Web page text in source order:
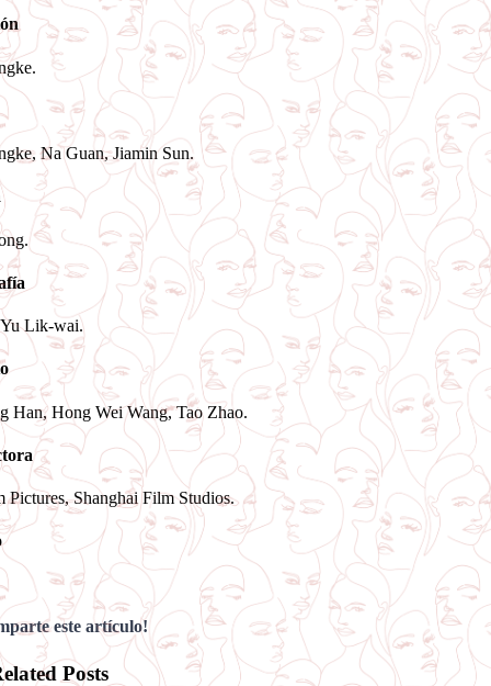
Na Guan, Jiamin Sun.
Lik-wai.
Han, Hong Wei Wang, Tao Zhao.
Pictures, Shanghai Film Studios.
este artículo!
Posts